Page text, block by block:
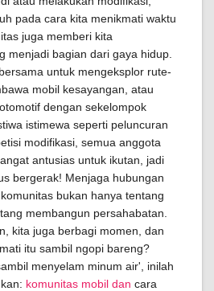
pada cara kita menikmati waktu
juga memberi kita
menjadi bagian dari gaya hidup.
untuk mengeksplor rute-
mobil kesayangan, atau
dengan sekelompok
istimewa seperti peluncuran
modifikasi, semua anggota
antusias untuk ikutan, jadi
bergerak! Menjaga hubungan
bukan hanya tentang
membangun persahabatan.
kita juga berbagi momen, dan
itu sambil ngopi bareng?
menyelam minum air', inilah
komunitas mobil dan cara